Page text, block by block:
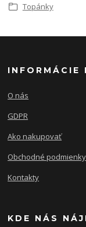
Topánky
INFORMÁCIE
O nás
GDPR
Ako nakupovať
Obchodné podmienky
Kontakty
KDE NÁS